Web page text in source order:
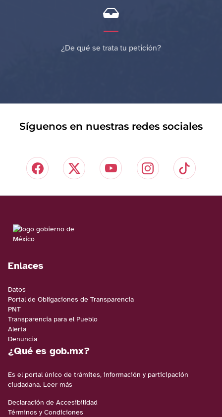
¿De qué se trata tu petición?
Síguenos en nuestras redes sociales
Enlaces
Datos
Portal de Obligaciones de Transparencia
PNT
Transparencia para el Pueblo
Alerta
Denuncia
¿Qué es gob.mx?
Es el portal único de trámites, información y participación
ciudadana. Leer más
Declaración de Accesibilidad
Términos y Condiciones